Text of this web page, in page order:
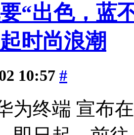
“出色，蓝
时尚浪潮
10:57 #
为终端 宣布